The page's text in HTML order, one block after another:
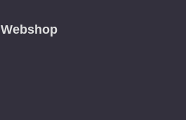
Webshop